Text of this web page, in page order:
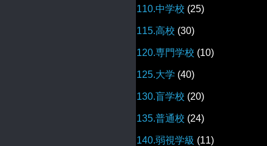
110.中学校 (25)
115.高校 (30)
120.専門学校 (10)
125.大学 (40)
130.盲学校 (20)
135.普通校 (24)
140.弱視学級 (11)